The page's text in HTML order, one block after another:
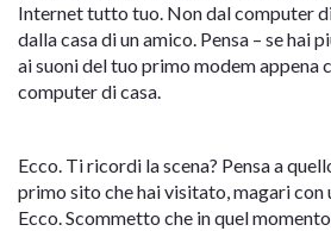
Internet tutto tuo. Non dal computer
dalla casa di un amico. Pensa – se hai
ai suoni del tuo primo modem appena
computer di casa.
Ecco. Ti ricordi la scena? Pensa a
primo sito che hai visitato, magari con
Ecco. Scommetto che in quel